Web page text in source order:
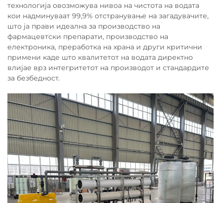
технологија овозможува нивоа на чистота на водата
кои надминуваат 99,9% отстранување на загадувачите,
што ја прави идеална за производство на
фармацевтски препарати, производство на
електроника, преработка на храна и други критични
примени каде што квалитетот на водата директно
влијае врз интегритетот на производот и стандардите
за безбедност.